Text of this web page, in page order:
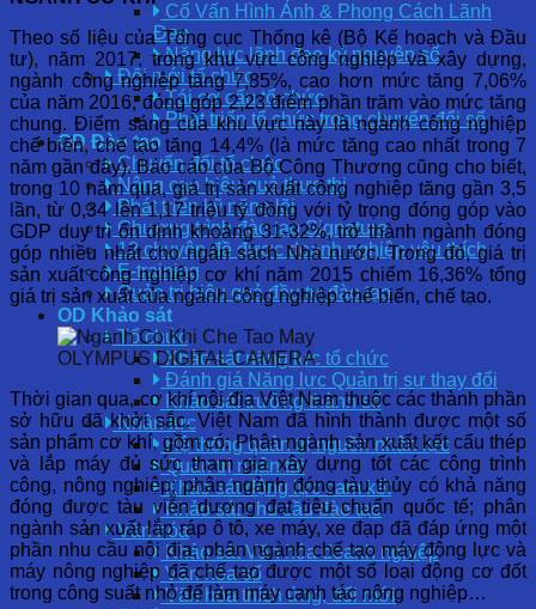
Cố Vấn Hình Ảnh & Phong Cách Lãnh
Đạo
Năng lực lãnh đạo kỷ nguyên số
Đổi mới tổ chức
Tái cơ cấu tổ chức
Phát triển tổ chức trong chuyển đổi số
OD Đào tạo
Chuyển đổi tổ chức
Nâng cao hiệu quả thực thi
Phát triển kỹ năng lõi
Chương trình đào tạo Signature
12 chuyên đề được doanh nghiệp yêu thích
E-training
Quản trị hiệu quả đầu tư đào tạo
OD Khảo sát
Tổ chức
Khảo sát năng lực tổ chức
Đánh giá Năng lực Quản trị sự thay đổi
Khảo sát trưởng thành số
Nhân lực
Hệ thống quản trị nguồn nhân lực
Quản trị nhân tài
Khảo sát động lực cam kết
Khảo sát nhu cầu đào tạo
Văn hóa
Khảo sát Văn hóa doanh nghiệp
Văn hóa số
Văn hóa thích ứng, đổi mới
Theo số liệu của Tổng cục Thống kê (Bộ Kế hoạch và Đầu
tư), năm 2017, trong khu vực công nghiệp và xây dựng,
ngành công nghiệp tăng 7,85%, cao hơn mức tăng 7,06%
của năm 2016, đóng góp 2,23 điểm phần trăm vào mức tăng
chung. Điểm sáng của khu vực này là ngành công nghiệp
chế biến, chế tạo tăng 14,4% (là mức tăng cao nhất trong 7
năm gần đây). Báo cáo của Bộ Công Thương cũng cho biết,
trong 10 năm qua, giá trị sản xuất công nghiệp tăng gần 3,5
lần, từ 0,34 lên 1,17 triệu tỷ đồng với tỷ trọng đóng góp vào
GDP duy trì ổn định khoảng 31-32%, trở thành ngành đóng
góp nhiều nhất cho ngân sách Nhà nước. Trong đó, giá trị
sản xuất công nghiệp cơ khí năm 2015 chiếm 16,36% tổng
giá trị sản xuất của ngành công nghiệp chế biến, chế tạo.
OLYMPUS DIGITAL CAMERA
Thời gian qua, cơ khí nội địa Việt Nam thuộc các thành phần
sở hữu đã khởi sắc. Việt Nam đã hình thành được một số
sản phẩm cơ khí, gồm có: Phân ngành sản xuất kết cấu thép
và lắp máy đủ sức tham gia xây dựng tốt các công trình
công, nông nghiệp; phân ngành đóng tàu thủy có khả năng
đóng được tàu viễn dương đạt tiêu chuẩn quốc tế; phân
ngành sản xuất lắp ráp ô tô, xe máy, xe đạp đã đáp ứng một
phần nhu cầu nội địa; phân ngành chế tạo máy động lực và
máy nông nghiệp đã chế tạo được một số loại động cơ đốt
trong công suất nhỏ để làm máy canh tác nông nghiệp…